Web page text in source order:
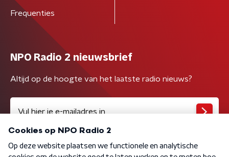
Frequenties
NPO Radio 2 nieuwsbrief
Altijd op de hoogte van het laatste radio nieuws?